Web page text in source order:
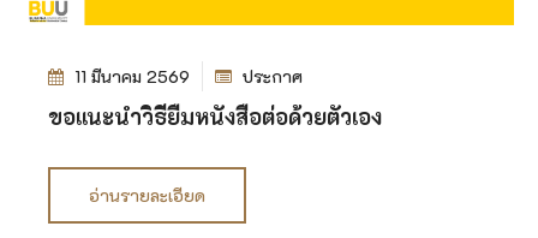
11 มีนาคม 2569 ประกาศ
ขอแนะนำวิธียืมหนังสือต่อด้วยตัวเอง
อ่านรายละเอียด